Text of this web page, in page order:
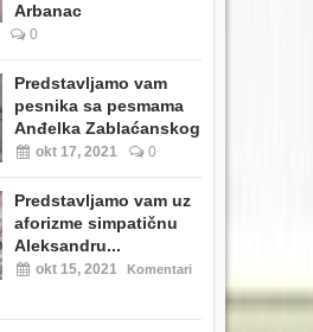
Arbanac
0
Predstavljamo vam
pesnika sa pesmama
Anđelka Zablaćanskog
okt 17, 2021 0
Predstavljamo vam uz
aforizme simpatičnu
Aleksandru...
okt 15, 2021
Komentari